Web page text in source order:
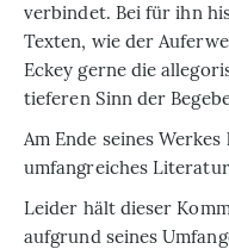
verbindet. Bei für ihn
Texten, wie der
Eckey gerne die
tieferen Sinn der
Am Ende seines
umfangreiches
Leider hält dieser
aufgrund seines